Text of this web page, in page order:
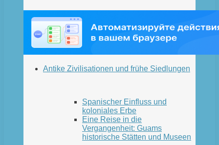
Antike Zivilisationen und frühe Siedlungen
Spanischer Einfluss und
koloniales Erbe
Eine Reise in die
Vergangenheit: Guams
historische Stätten und Museen